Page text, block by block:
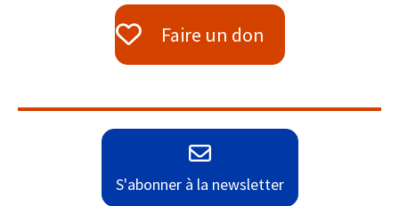
Faire un don
S'abonner à la newsletter